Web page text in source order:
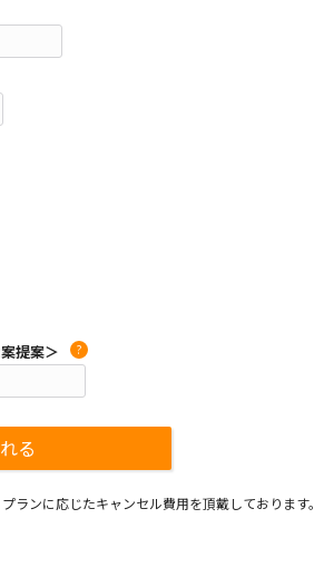
提案＞ ?
ランに応じたキャンセル費用を頂戴しております。